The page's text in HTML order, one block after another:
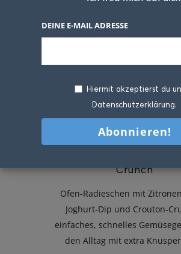
Crunch
Ofen-Radieschen mit
Joghurt-Dip und Crouton-
einfaches, schnelles
den Alltag mit extra
DEINE E-MAIL ADRESSE
Hiermit akzeptierst du
Datenschutzerklärung.